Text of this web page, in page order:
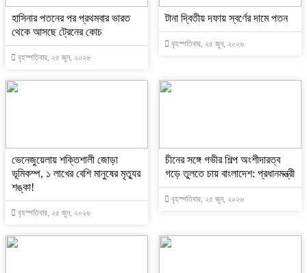
হাসিনার পতনের পর প্রথমবার ভারত
থেকে আসছে ট্রেনের কোচ
বৃহস্পতিবার, ২৫ জুন, ২০২৬
টানা দ্বিতীয় দফায় স্বর্ণের দামে পতন
বৃহস্পতিবার, ২৫ জুন, ২০২৬
ভেনেজুয়েলায় শক্তিশালী জোড়া
ভূমিকম্প, ১ লাখের বেশি মানুষের মৃত্যুর
শঙ্কা!
বৃহস্পতিবার, ২৫ জুন, ২০২৬
চীনের সঙ্গে গভীর শিল্প অংশীদারত্ব
গড়ে তুলতে চায় বাংলাদেশ: প্রধানমন্ত্রী
বৃহস্পতিবার, ২৫ জুন, ২০২৬